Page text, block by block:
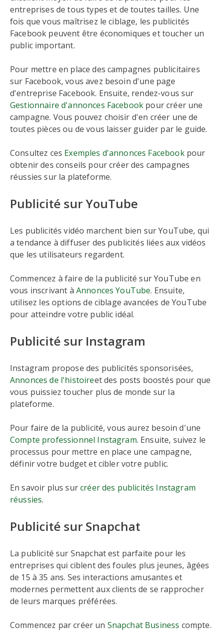
entreprises de tous types et de toutes tailles. Une
fois que vous maîtrisez le ciblage, les publicités
Facebook peuvent être économiques et toucher un
public important.
Pour mettre en place des campagnes publicitaires
sur Facebook, vous avez besoin d'une page
d'entreprise Facebook. Ensuite, rendez-vous sur
Gestionnaire d'annonces Facebook pour créer une
campagne. Vous pouvez choisir d'en créer une de
toutes pièces ou de vous laisser guider par le guide.
Consultez ces Exemples d'annonces Facebookpour
obtenir des conseils pour créer des campagnes
réussies sur la plateforme.
Publicité sur YouTube
Les publicités vidéo marchent bien sur YouTube, qui
a tendance à diffuser des publicités liées aux vidéos
que les utilisateurs regardent.
Commencez à faire de la publicité sur YouTube en
vous inscrivant à Annonces YouTube. Ensuite,
utilisez les options de ciblage avancées de YouTube
pour atteindre votre public idéal.
Publicité sur Instagram
Instagram propose des publicités sponsorisées,
Annonces de l'histoireet des posts boostés pour que
vous puissiez toucher plus de monde sur la
plateforme.
Pour faire de la publicité, vous aurez besoin d'une
Compte professionnel Instagram. Ensuite, suivez le
processus pour mettre en place une campagne,
définir votre budget et cibler votre public.
En savoir plus surcréer des publicités Instagram
réussies.
Publicité sur Snapchat
La publicité sur Snapchat est parfaite pour les
entreprises qui ciblent des foules plus jeunes, âgées
de 15 à 35 ans. Ses interactions amusantes et
modernes permettent aux clients de se rapprocher
de leurs marques préférées.
Commencez par créer un Snapchat Business compte.